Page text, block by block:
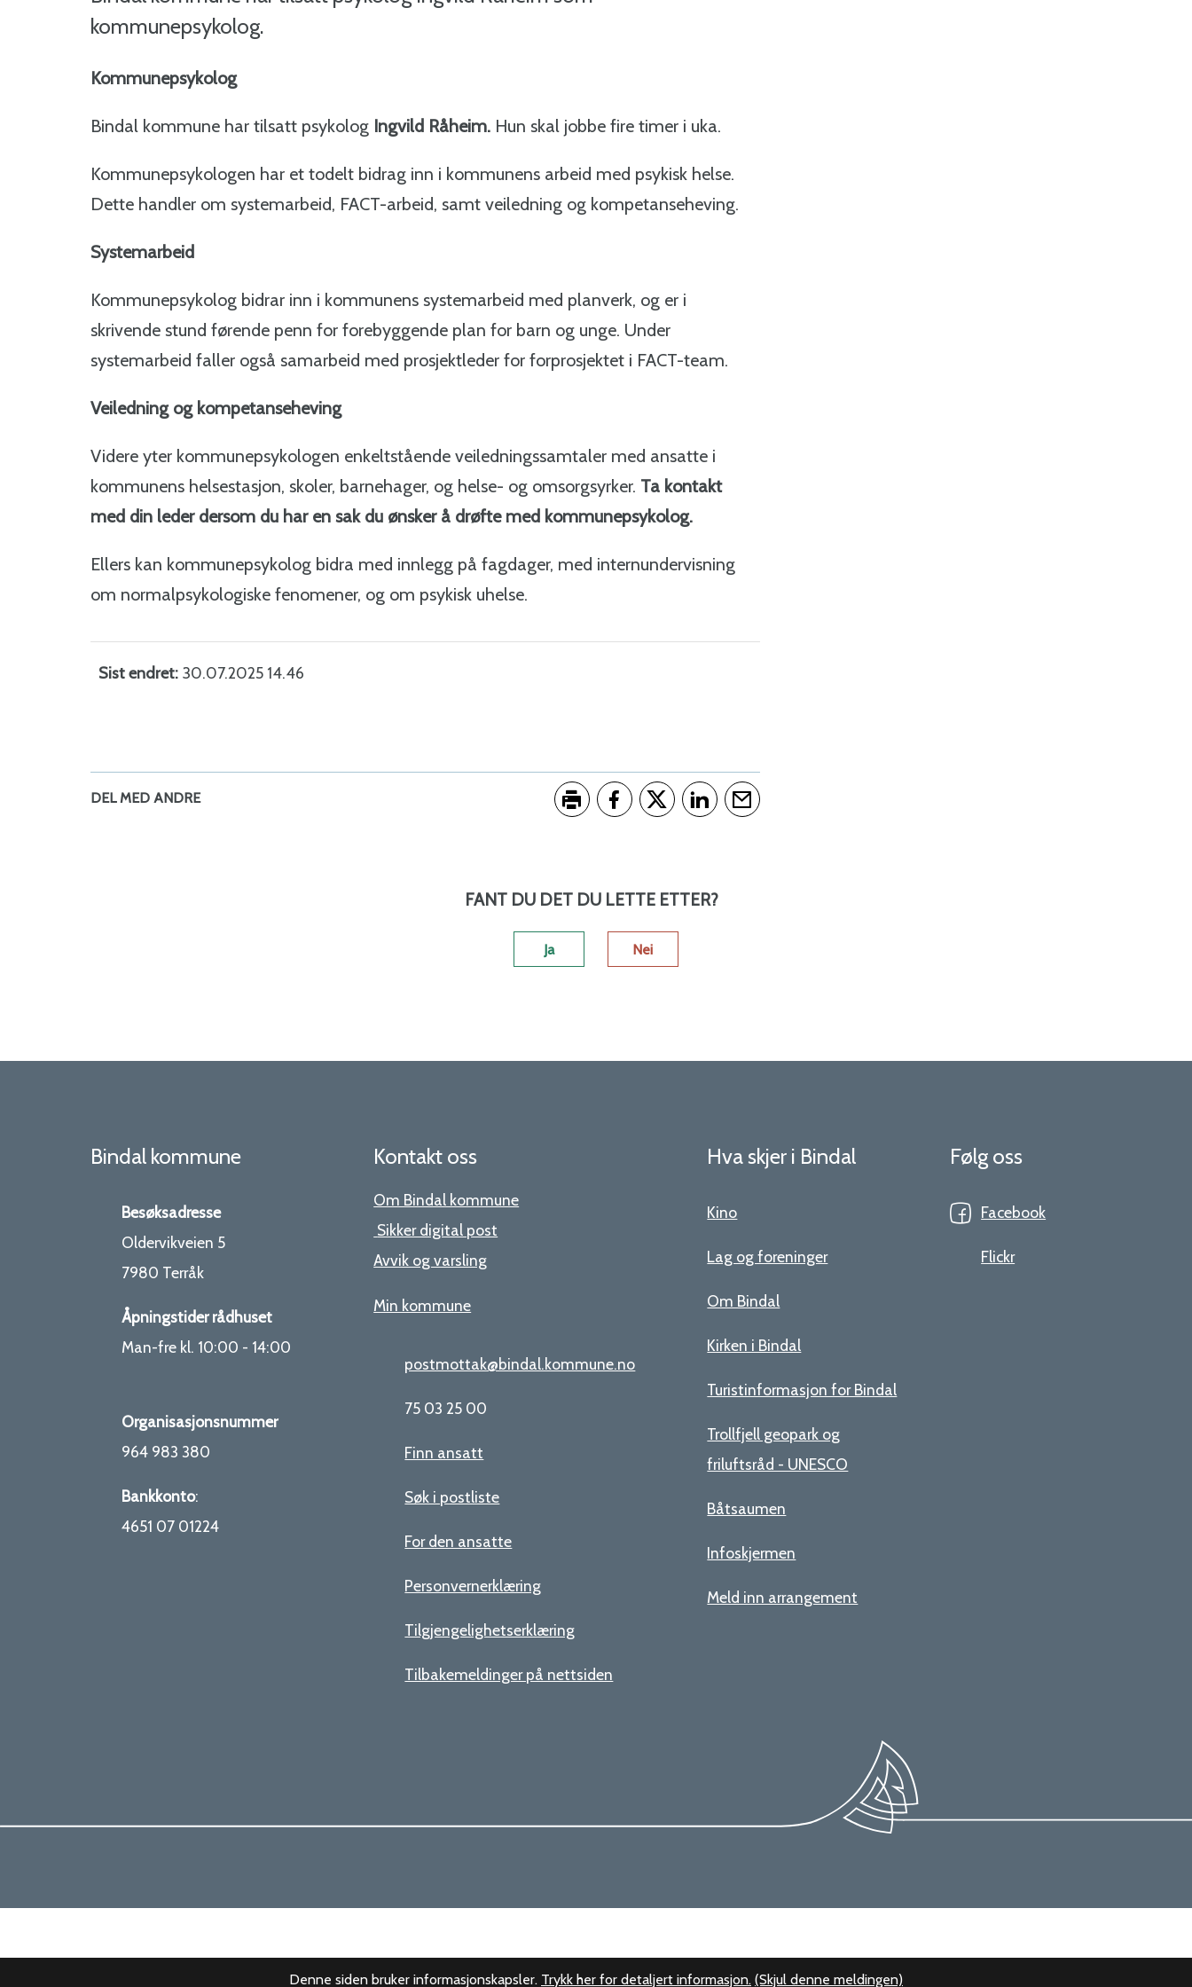
kommunepsykolog.
Kommunepsykolog
Bindal kommune har tilsatt psykolog Ingvild Råheim. Hun skal jobbe fire timer i uka.
Kommunepsykologen har et todelt bidrag inn i kommunens arbeid med psykisk helse.
Dette handler om systemarbeid, FACT-arbeid, samt veiledning og kompetanseheving.
Systemarbeid
Kommunepsykolog bidrar inn i kommunens systemarbeid med planverk, og er i
skrivende stund førende penn for forebyggende plan for barn og unge. Under
systemarbeid faller også samarbeid med prosjektleder for forprosjektet i FACT-team.
Veiledning og kompetanseheving
Videre yter kommunepsykologen enkeltstående veiledningssamtaler med ansatte i
kommunens helsestasjon, skoler, barnehager, og helse- og omsorgsyrker. Ta kontakt
med din leder dersom du har en sak du ønsker å drøfte med kommunepsykolog.
Ellers kan kommunepsykolog bidra med innlegg på fagdager, med internundervisning
om normalpsykologiske fenomener, og om psykisk uhelse.
Sist endret 30.07.2025 14.46
DEL MED ANDRE
FANT DU DET DU LETTE ETTER?
Ja Nei
Bindal kommune
Besøksadresse
Oldervikveien 5
7980 Terråk
Åpningstider rådhuset
Man-fre kl. 10:00 - 14:00
Organisasjonsnummer
964 983 380
Bankkonto:
4651 07 01224
Kontakt oss
Om Bindal kommune
Sikker digital post
Avvik og varsling
Min kommune
postmottak@bindal.kommune.no
75 03 25 00
Finn ansatt
Søk i postliste
For den ansatte
Personvernerklæring
Tilgjengelighetserklæring
Tilbakemeldinger på nettsiden
Hva skjer i Bindal
Kino
Lag og foreninger
Om Bindal
Kirken i Bindal
Turistinformasjon for Bindal
Trollfjell geopark og
friluftsråd - UNESCO
Båtsaumen
Infoskjermen
Meld inn arrangement
Følg oss
Facebook
Flickr
Denne siden bruker informasjonskapsler. Trykk her for detaljert informasjon. (Skjul denne meldingen)